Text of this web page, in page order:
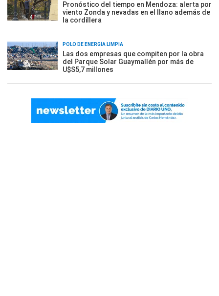
Pronóstico del tiempo en Mendoza: alerta por
viento Zonda y nevadas en el llano además de
la cordillera
POLO DE ENERGÍA LIMPIA
Las dos empresas que compiten por la obra
del Parque Solar Guaymallén por más de
U$S5,7 millones